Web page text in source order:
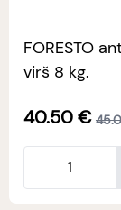
FORESTO
virš 8 kg.
40.50€